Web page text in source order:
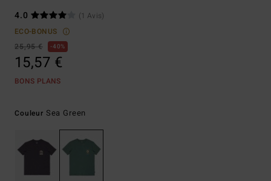
4.0
(1 Avis)
ECO-BONUS
25,95 €
40%
15,57 €
BONS PLANS
Couleur Sea Green